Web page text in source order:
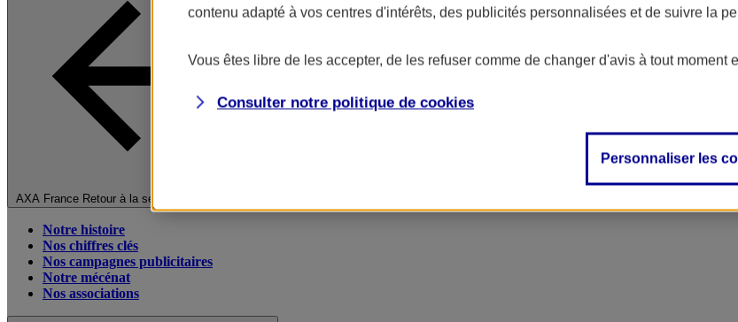
AXA France Retour à la section précédente
Notre histoire
Nos chiffres clés
Nos campagnes publicitaires
Notre mécénat
Nos associations
contenu adapté à vos centres d'intérêts, des publicités personnalisées et de suivre la
Vous êtes libre de les accepter, de les refuser comme de changer d'avis à tout moment
Consulter notre politique de cookies
Personnaliser les